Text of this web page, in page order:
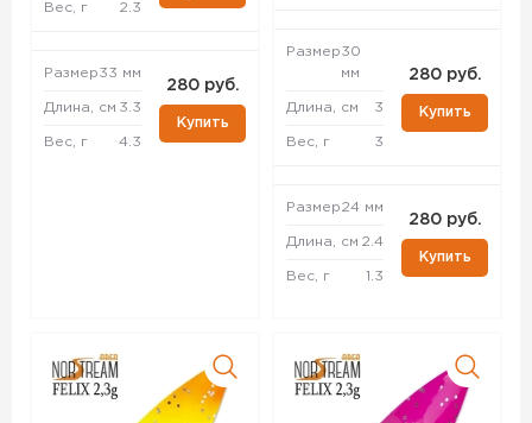
Вес, г 2.3
Размер33 мм
Длина, см 3.3
Вес, г 4.3
280 руб.
Купить
Размер30
мм
Длина, см 3
Вес, г 3
280 руб.
Купить
Размер24 мм
Длина, см 2.4
Вес, г 1.3
280 руб.
Купить